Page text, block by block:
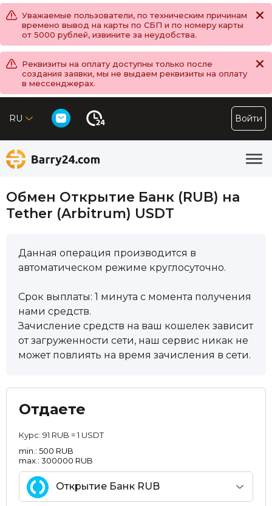
Уважаемые пользователи, по техническим причинам
времено вывод на карты по СБП и по номеру карты
от 5000 рублей, извините за неудобства.
Реквизиты на оплату доступны только после
создания заявки, мы не выдаем реквизиты на оплату
в мессенджерах.
RU Войти
Обмен Открытие Банк (RUB) на
Tether (Arbitrum) USDT
Данная операция производится в
автоматическом режиме круглосуточно.
Срок выплаты: 1 минута с момента получения
нами средств.
Зачисление средств на ваш кошелек зависит
от загруженности сети, наш сервис никак не
может повлиять на время зачисления в сети.
Отдаете
Курс: 91 RUB = 1 USDT
min.: 500 RUB
max.: 300000 RUB
Открытие Банк RUB